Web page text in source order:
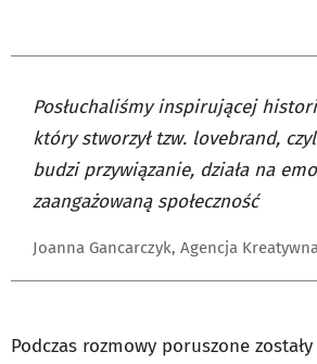
Posłuchaliśmy inspirującej
który stworzył tzw. lovebrand,
budzi przywiązanie, działa na
zaangażowaną społeczność
Joanna Gancarczyk, Agencja
Podczas rozmowy poruszone